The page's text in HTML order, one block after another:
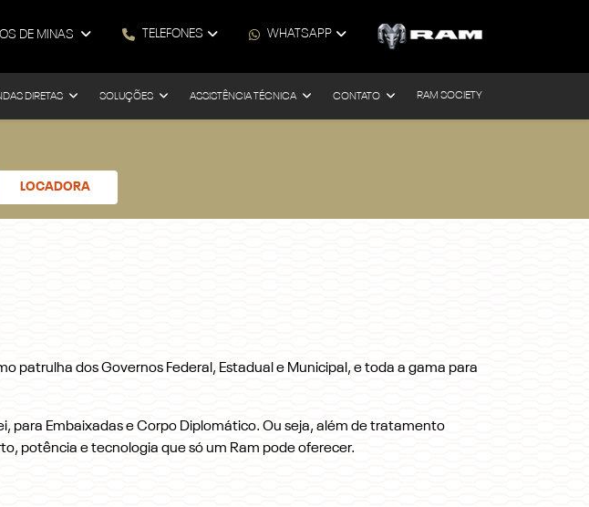
DE MINAS TELEFONES WHATSAPP
DIRETAS SOLUÇÕES ASSISTÊNCIA TÉCNICA CONTATO RAM SOCIETY
LOCADORA
patrulha dos Governos Federal, Estadual e Municipal, e toda a gama para
para Embaixadas e Corpo Diplomático. Ou seja, além de tratamento
potência e tecnologia que só um Ram pode oferecer.